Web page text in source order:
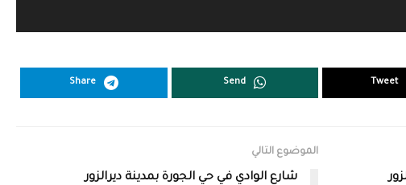
Tweet
Send
Share
الموضوع التالي
شارع الوادي في حي الجورة بمدينة ديرالزور